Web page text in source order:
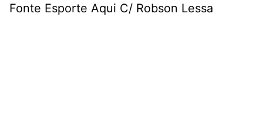
Fonte Esporte Aqui C/ Robson Lessa